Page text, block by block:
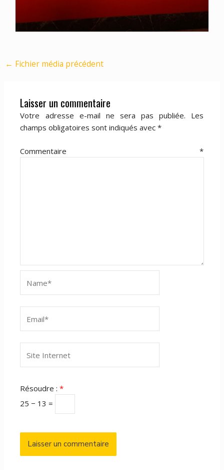
← Fichier média précédent
Laisser un commentaire
Votre adresse e-mail ne sera pas publiée.
Les
champs obligatoires sont indiqués avec*
Commentaire*
Internet
Résoudre :*
25 − 13 =